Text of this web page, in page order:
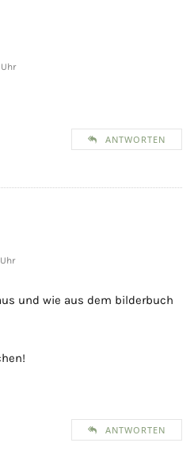
ANTWORTEN
und wie aus dem bilderbuch
ANTWORTEN